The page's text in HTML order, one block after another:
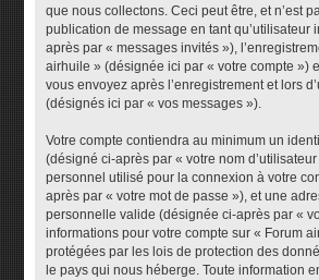
que nous collectons. Ceci peut être, et n’est
publication de message en tant qu’utilisateur
après par « messages invités »),
airhuile » (désignée ici par « votre compte »)
vous envoyez après l’enregistrement et lors
(désignés ici par « vos messages »).
Votre compte contiendra au minimum un
(désigné ci-après par « votre nom
personnel utilisé pour la connexion à votre
après par « votre mot de passe »), et une
personnelle valide (désignée ci-après par «
informations pour votre compte sur « Forum
protégées par les lois de protection des
le pays qui nous héberge. Toute information